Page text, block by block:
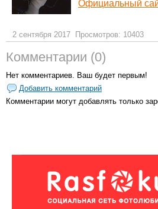
Официальный
2 сентября 2017 Просмотров: 10403
Комментарии (0)
Нет комментариев. Ваш будет первым!
Добавить комментарий
Комментарии могут добавлять только